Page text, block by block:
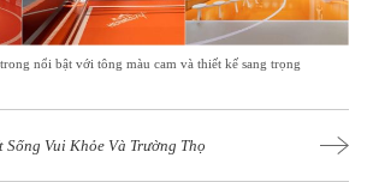
nổi bật với tông màu cam và thiết kế sang trọng
Sống Vui Khỏe Và Trường Thọ